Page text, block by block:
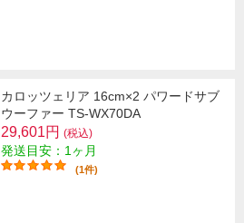
カロッツェリア 16cm×2 パワードサブ
ウーファー TS-WX70DA
29,601円 (税込)
発送目安：1ヶ月
(1件)